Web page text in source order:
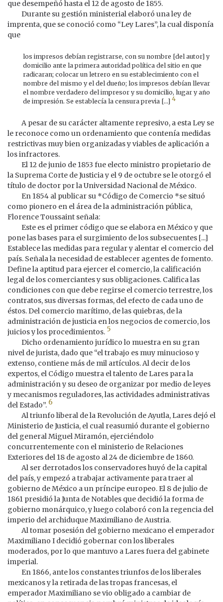
que desempeñó hasta el 12 de agosto de 1855.
Durante su gestión ministerial elaboró una ley de
imprenta, que se conoció como “Ley Lares”, la cual disponía
que
los impresos debían registrarse, con su nombre [del autor] y
domicilio ante la primera autoridad política del sitio en que
radicaran; colocar un letrero en su establecimiento con el
nombre del mismo y el del dueño; los impresos debían llevar
el nombre verdadero del impresor y su domicilio, lugar y año
de impresión. Se establecía la censura previa [...] 4
A pesar de su carácter altamente represivo, a esta Ley se
le reconoce como un ordenamiento que contenía medidas
restrictivas muy bien organizadas y viables de aplicación a
los infractores.
El 12 de junio de 1853 fue electo ministro propietario de
la Suprema Corte de Justicia y el 9 de octubre se le otorgó el
título de doctor por la Universidad Nacional de México.
En 1854 al publicar su *Código de Comercio *se situó
como pionero en el área de la administración pública,
Florence Toussaint señala:
Este es el primer código que se elabora en México y que
pone las bases para el surgimiento de los subsecuentes [...]
Establece las medidas para regular y alentar el comercio del
país. Señala la necesidad de establecer agentes de fomento.
Define la aptitud para ejercer el comercio, la calificación
legal de los comerciantes y sus obligaciones. Califica las
condiciones con que debe regirse el comercio terrestre, los
contratos, sus diversas formas, del efecto de cada uno de
éstos. Del comercio marítimo, de las quiebras, de la
administración de justicia en los negocios de comercio, los
juicios y los procedimientos. 5
Dicho ordenamiento jurídico lo muestra en su gran
nivel de jurista, dado que “el trabajo es muy minucioso y
extenso, contiene más de mil artículos. Al decir de los
expertos, el Código muestra el talento de Lares para la
administración y su deseo de organizar por medio de leyes
y mecanismos reguladores, las actividades administrativas
del Estado”. 6
Al triunfo liberal de la Revolución de Ayutla, Lares dejó el
Ministerio de Justicia, el cual reasumió durante el gobierno
del general Miguel Miramón, ejerciéndolo
concurrentemente con el ministerio de Relaciones
Exteriores del 18 de agosto al 24 de diciembre de 1860.
Al ser derrotados los conservadores huyó de la capital
del país, y empezó a trabajar activamente para traer al
gobierno de México a un príncipe europeo. El 8 de julio de
1861 presidió la Junta de Notables que decidió la forma de
gobierno monárquico, y luego colaboró con la regencia del
imperio del archiduque Maximiliano de Austria.
Al tomar posesión del gobierno mexicano el emperador
Maximiliano I decidió gobernar con los liberales
moderados, por lo que mantuvo a Lares fuera del gabinete
imperial.
En 1866, ante los constantes triunfos de los liberales
mexicanos y la retirada de las tropas francesas, el
emperador Maximiliano se vio obligado a cambiar de